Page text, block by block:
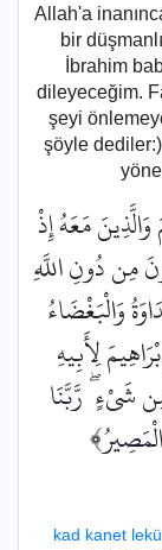
Allah'a
bir
İbrahim
dileyeceğim.
şeyi
şöyle
مَعَهُ إِذْ
مِن دُونِ اللَّهِ
وَالْبَغْضَاءُ
لِأَبِيهِ
شَيْءٍ رَّبَّنَا
﴾
kad kanet